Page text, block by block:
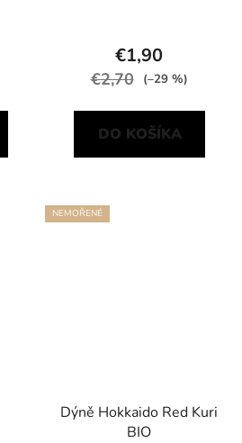
€1,90
€2,70 (–29 %)
DO KOŠÍKA
NEMOŘENÉ
Dýně Hokkaido Red Kuri
BIO